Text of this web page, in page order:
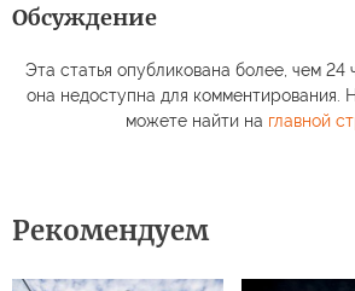
Обсуждение
Эта статья опубликована более, чем 24
она недоступна для комментирования.
можете найти на главной
Рекомендуем